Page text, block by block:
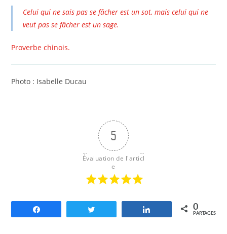
Celui qui ne sais pas se fâcher est un sot, mais celui qui ne
veut pas se fâcher est un sage.
Proverbe chinois.
Photo : Isabelle Ducau
5
Évaluation de l'articl
e
Partagez 0
PARTAGES